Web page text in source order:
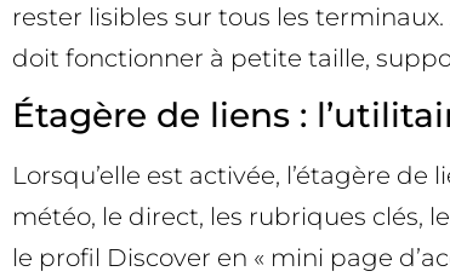
rester lisibles sur tous les
doit fonctionner à petite taille,
Étagère de liens :
Lorsqu’elle est activée, l’étagère
météo, le direct, les rubriques clés,
le profil Discover en « mini page